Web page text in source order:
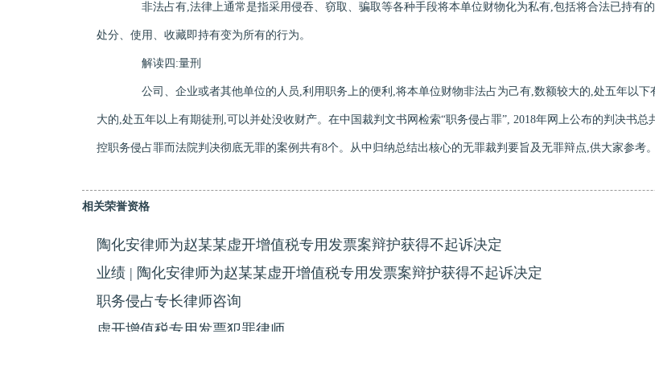
非法占有,法律上通常是指采用侵吞、窃取、骗取等各种手段将本单位财物化为私有,包括将合法已持有
处分、使用、收藏即持有变为所有的行为。
解读四:量刑
公司、企业或者其他单位的人员,利用职务上的便利,将本单位财物非法占为己有,数额较大的,处五年以下
大的,处五年以上有期徒刑,可以并处没收财产。在中国裁判文书网检索“职务侵占罪”, 2018年网上公布的判决书总
控职务侵占罪而法院判决彻底无罪的案例共有8个。从中归纳总结出核心的无罪裁判要旨及无罪辩点,供大家参考。
相关荣誉资格
陶化安律师为赵某某虚开增值税专用发票案辩护获得不起诉决定
业绩 | 陶化安律师为赵某某虚开增值税专用发票案辩护获得不起诉决定
职务侵占专长律师咨询
虚开增值税专用发票犯罪律师